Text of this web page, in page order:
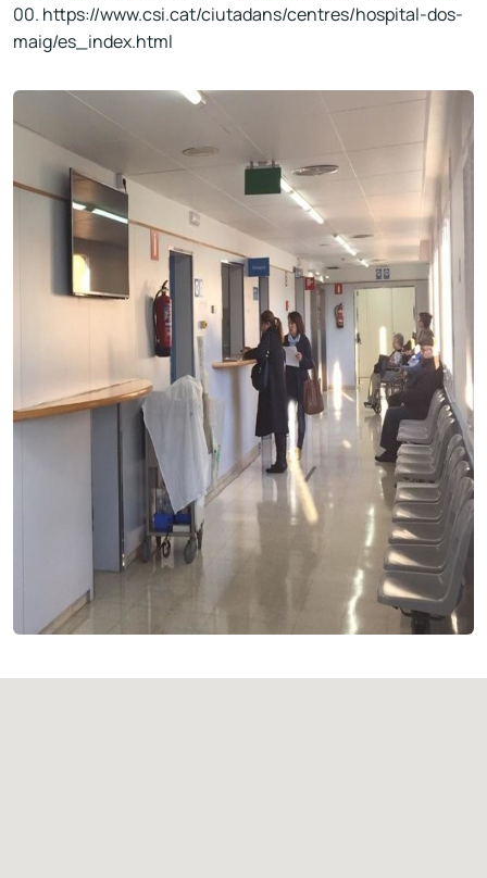
00. https://www.csi.cat/ciutadans/centres/hospital-dos-
maig/es_index.html